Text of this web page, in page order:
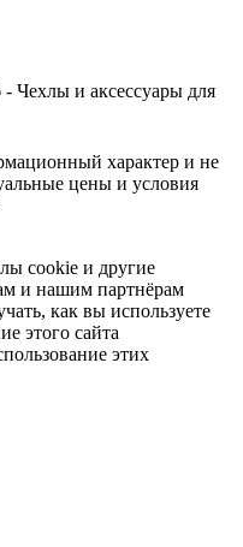
Чехлы и аксессуары для
характер и не
цены и условия
cookie и другие
и нашим партнёрам
как вы используете
этого сайта
этих